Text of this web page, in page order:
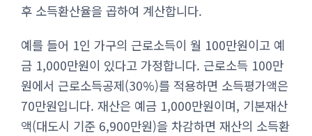
후 소득환산율을 곱하여 계산합니다.
예를 들어 1인 가구의 근로소득이 월 100만원이고 예
금 1,000만원이 있다고 가정합니다. 근로소득 100만
원에서 근로소득공제(30%)를 적용하면 소득평가액은
70만원입니다. 재산은 예금 1,000만원이며, 기본재산
액(대도시 기준 6,900만원)을 차감하면 재산의 소득환